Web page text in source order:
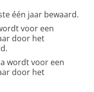
één jaar bewaard.
voor een
door het
wordt voor een
door het